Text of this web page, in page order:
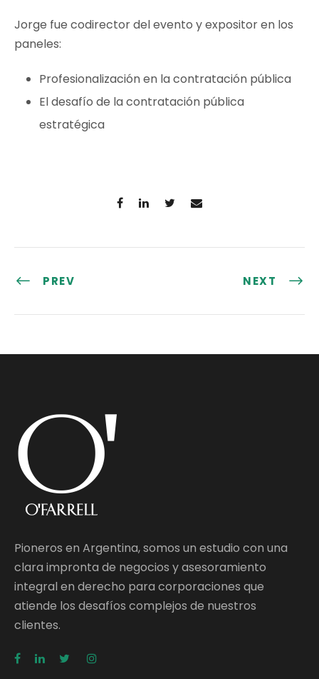
Jorge fue codirector del evento y expositor en los
paneles:
Profesionalización en la contratación pública
El desafío de la contratación pública
estratégica
PREV NEXT
Pioneros en Argentina, somos un estudio con una
clara impronta de negocios y asesoramiento
integral en derecho para corporaciones que
atiende los desafíos complejos de nuestros
clientes.